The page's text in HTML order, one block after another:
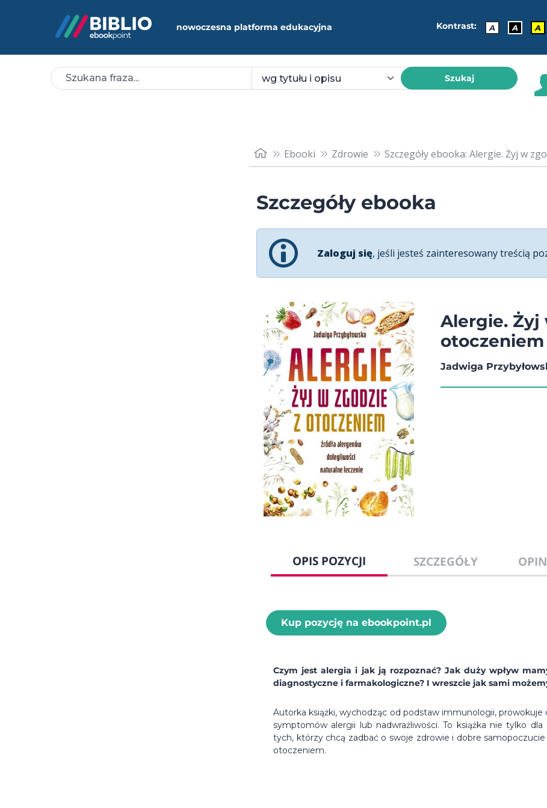
nowoczesna platforma edukacyjna Kontrast: A A A
Szukaj
Ebooki Zdrowie Szczegóły ebooka: Alergie. Żyj w
Szczegóły ebooka
Zaloguj się, jeśli jesteś zainteresowany treścią
Alergie. Żyj
otoczeniem
Jadwiga
OPIS POZYCJI SZCZEGÓŁY
Kup pozycję na ebookpoint.pl
Czym jest alergia i jak ją rozpoznać? Jak duży wpływ
diagnostyczne i farmakologiczne? I wreszcie jak sami
Autorka książki, wychodząc od podstaw immunologii,
symptomów alergii lub nadwrażliwości. To książka nie tylko
tych, którzy chcą zadbać o swoje zdrowie i dobre
otoczeniem.